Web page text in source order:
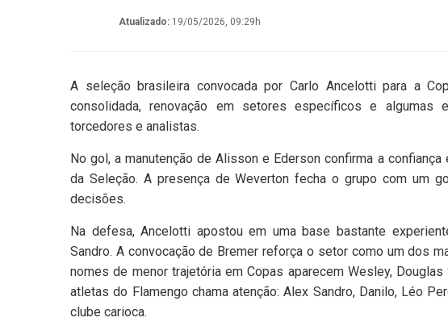
Atualizado: 19/05/2026, 09:29h
A seleção brasileira convocada por Carlo Ancelotti para a
consolidada, renovação em setores específicos e algumas
torcedores e analistas.
No gol, a manutenção de Alisson e Ederson confirma a
da Seleção. A presença de Weverton fecha o grupo com um
decisões.
Na defesa, Ancelotti apostou em uma base bastante
Sandro. A convocação de Bremer reforça o setor como um dos
nomes de menor trajetória em Copas aparecem Wesley,
atletas do Flamengo chama atenção: Alex Sandro, Danilo, Léo
clube carioca.